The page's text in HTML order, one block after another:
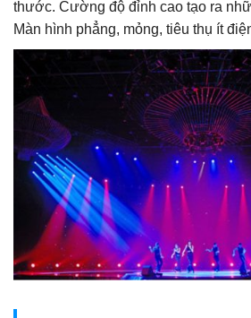
thước. Cường độ đỉnh cao tạo ra
Màn hình phẳng, mỏng, tiêu thụ ít